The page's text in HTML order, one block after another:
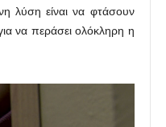
λύση είναι να φτάσουν
να περάσει ολόκληρη η